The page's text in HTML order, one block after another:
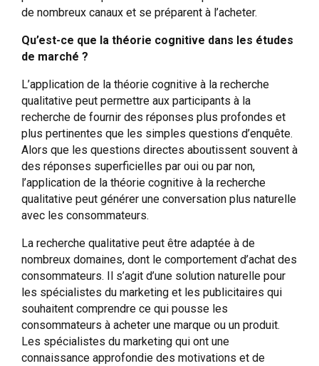
de nombreux canaux et se préparent à l’acheter.
Qu’est-ce que la théorie cognitive dans les études
de marché ?
L’application de la théorie cognitive à la recherche
qualitative peut permettre aux participants à la
recherche de fournir des réponses plus profondes et
plus pertinentes que les simples questions d’enquête.
Alors que les questions directes aboutissent souvent à
des réponses superficielles par oui ou par non,
l’application de la théorie cognitive à la recherche
qualitative peut générer une conversation plus naturelle
avec les consommateurs.
La recherche qualitative peut être adaptée à de
nombreux domaines, dont le comportement d’achat des
consommateurs. Il s’agit d’une solution naturelle pour
les spécialistes du marketing et les publicitaires qui
souhaitent comprendre ce qui pousse les
consommateurs à acheter une marque ou un produit.
Les spécialistes du marketing qui ont une
connaissance approfondie des motivations et de